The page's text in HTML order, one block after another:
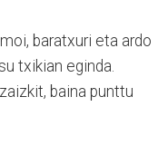
baratxuri eta ardo
txikian eginda.
baina punttu